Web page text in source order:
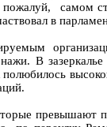
самом
в
В
превышают